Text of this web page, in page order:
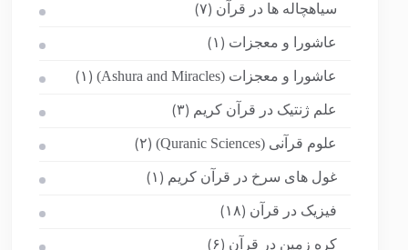
سیاهچاله ها در قرآن (۷)
عاشورا و معجزات (۱)
عاشورا و معجزات (Ashura and Miracles) (۱)
علم ژنتیک در قرآن کریم (۳)
علوم قرآنی (Quranic Sciences) (۲)
غول های سرخ در قرآن کریم (۱)
فیزیک در قرآن (۱۸)
کره زمین در قرآن (۶)